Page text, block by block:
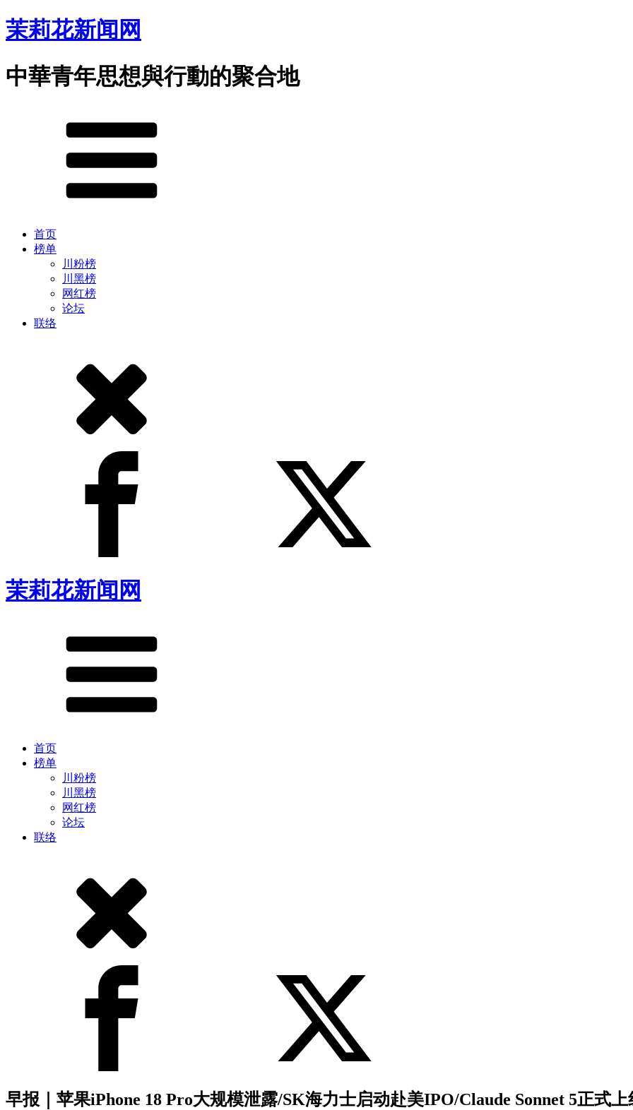
茉莉花新闻网
中華青年思想與行動的聚合地
首页
榜单
川粉榜
川黑榜
网红榜
论坛
联络
茉莉花新闻网
首页
榜单
川粉榜
川黑榜
网红榜
论坛
联络
早报｜苹果iPhone 18 Pro大规模泄露/SK海力士启动赴美IPO/Claude Sonnet 5正式上